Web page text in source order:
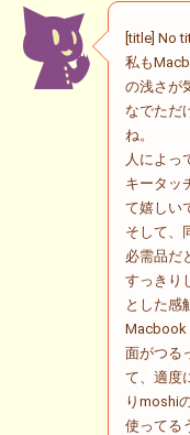
[title] No
私も
の浅さが
なでただ
ね。
人によっ
キータッ
て嬉しい
そして、
必需品だ
すっきり
とした感
Macbook
面がつる
て、適度
りmoshi
使ってる